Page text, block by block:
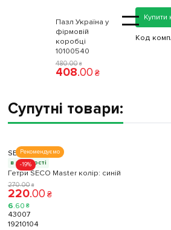
Пазл Україна у
фірмовій
коробці
10100540
480.00 ₴
408.00 ₴
= Купити
Код
Супутні товари:
Рекомендуємо
-19%
SECO
в наявності
Гетри SECO Master колір: синій
270.00 ₴
220.00 ₴
6.60 ₴
43007
19210104